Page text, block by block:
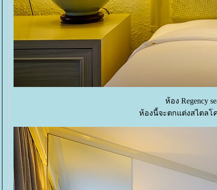
ห้อง Regency
ห้องนี้จะตกแต่งสไตลโ